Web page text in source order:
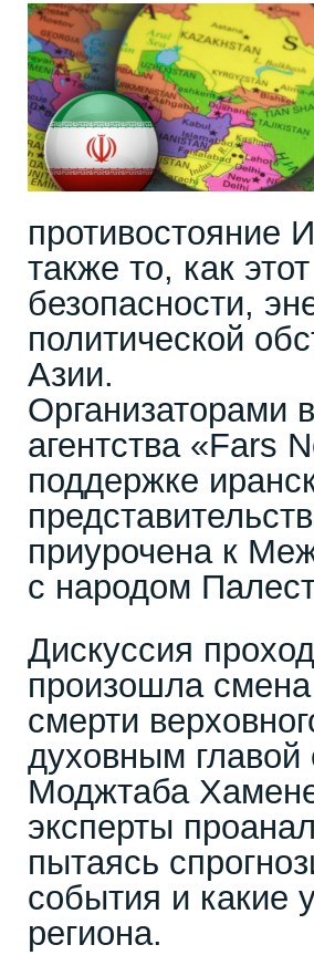
также то, как
безопасности,
политической
Азии.
Организаторами
агентства «Fars
поддержке
приурочена к
с народом
Дискуссия
произошла
смерти
духовным
Моджтаба
эксперты
пытаясь
события и какие
региона.